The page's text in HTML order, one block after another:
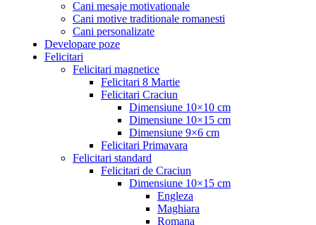
Cani mesaje motivationale
Cani motive traditionale romanesti
Cani personalizate
Developare poze
Felicitari
Felicitari magnetice
Felicitari 8 Martie
Felicitari Craciun
Dimensiune 10×10 cm
Dimensiune 10×15 cm
Dimensiune 9×6 cm
Felicitari Primavara
Felicitari standard
Felicitari de Craciun
Dimensiune 10×15 cm
Engleza
Maghiara
Romana